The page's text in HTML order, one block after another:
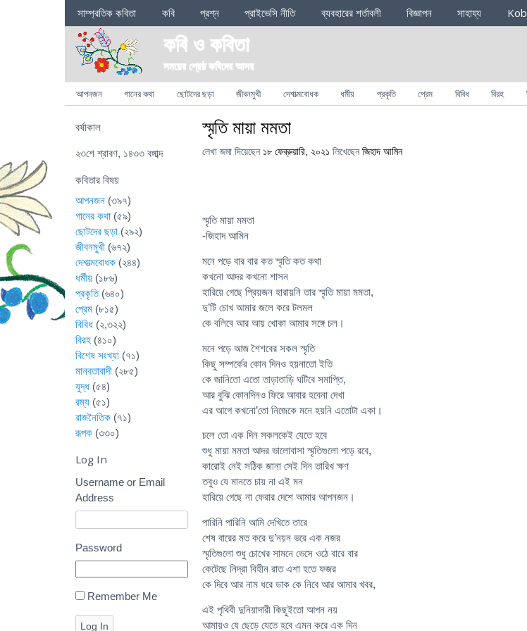
Sections
সাম্প্রতিক কবিতা কবি প্রশ্ন প্রাইভেসি নীতি ব্যবহারের শর্তাবলী বিজ্ঞাপন সাহায্য
কবি ও কবিতা
সময়ের শ্রেষ্ঠ কবিদের আসর
Categories
আপনজন গানের কথা ছোটদের ছড়া জীবনমুখী দেশাত্মবোধক ধর্মীয় প্রকৃতি প্রেম বিবিধ বিরহ
স্মৃতি মায়া মমতা
লেখা জমা দিয়েছেন ১৮ ফেব্রুয়ারি, ২০২১ লিখেছেন জিহাদ আমিন
স্মৃতি মায়া মমতা
-জিহাদ আমিন
মনে পড়ে বার বার কত স্মৃতি কত কথা
কখনো আদর কখনো শাসন
হারিয়ে গেছে প্রিয়জন হারায়নি তার স্মৃতি মায়া মমতা,
দু’টি চোখ আমার জলে করে টলমল
কে বলিবে আর আয় খোকা আমার সঙ্গে চল।
মনে পড়ে আজ শৈশবের সকল স্মৃতি
কিছু সম্পর্কের কোন দিনও হয়নাতো ইতি
কে জানিতো এতো তাড়াতাড়ি ঘটিবে সমাপ্তি,
আর বুঝি কোনদিনও ফিরে আবার হবেনা দেখা
এর আগে কখনো’তো নিজেকে মনে হয়নি এতোটা একা।
চলে তো এক দিন সকলকেই যেতে হবে
শুধু মায়া মমতা আদর ভালোবাসা স্মৃতিগুলো পড়ে রবে,
কারোই নেই সঠিক জানা সেই দিন তারিখ ক্ষণ
তবুও যে মানতে চায় না এই মন
হারিয়ে গেছে না ফেরার দেশে আমার আপনজন।
পারিনি পারিনি আমি দেখিতে তারে
শেষ বারের মত করে দু’নয়ন ভরে এক নজর
স্মৃতিগুলো শুধু চোখের সামনে ভেসে ওঠে বারে বার
কেটেছে নিদ্রা বিহীন রাত এশা হতে ফজর
কে দিবে আর নাম ধরে ডাক কে নিবে আর আমার খবর,
এই পৃথিবী দুনিয়াদারী কিছুইতো আপন নয়
আমায়ও যে ছেড়ে যেতে হবে এমন করে এক দিন
বর্ষাকাল
২৩শে শ্রাবণ, ১৪৩৩ বঙ্গাব্দ
কবিতার বিষয়
আপনজন (৩৯৭)
গানের কথা (৫৯)
ছোটদের ছড়া (২৯২)
জীবনমুখী (৬৭২)
দেশাত্মবোধক (২৪৪)
ধর্মীয় (১৮৬)
প্রকৃতি(৬৪০)
প্রেম (৮১৫)
বিবিধ (২,৩২২)
বিরহ (৪১০)
বিশেষ সংখ্যা (৭১)
মানবতাবাদী (২৮৫)
যুদ্ধ (৫৪)
রম্য (৫১)
রাজনৈতিক (৭১)
রূপক (৩৩০)
Log In
Username or Email
Address
Password
Remember Me
Log In